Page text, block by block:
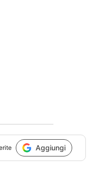
Aggiungi